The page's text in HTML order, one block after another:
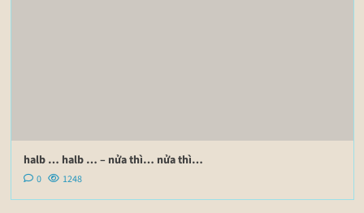
halb … halb … – nửa thì… nửa thì…
0 1248